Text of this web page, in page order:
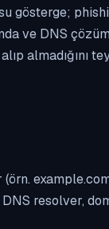
gösterge;
ve DNS
resolver,